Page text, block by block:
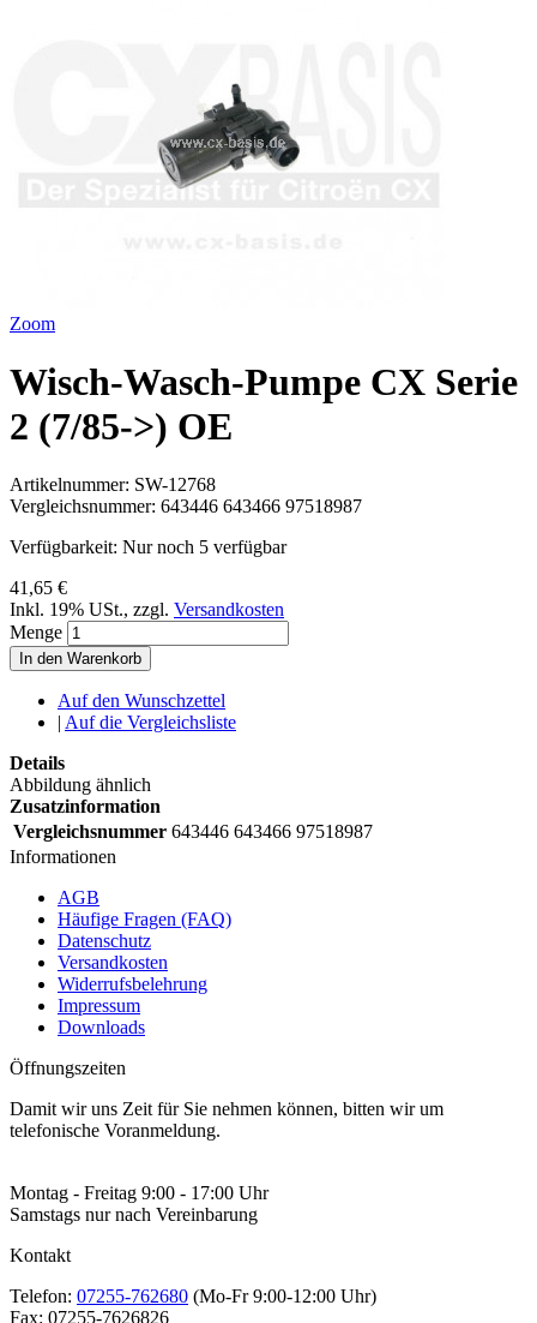
Zoom
Wisch-Wasch-Pumpe CX Serie
2 (7/85->) OE
Artikelnummer: SW-12768
Vergleichsnummer: 643446 643466 97518987
Verfügbarkeit: Nur noch 5 verfügbar
41,65 €
Inkl. 19% USt., zzgl. Versandkosten
Menge
In den Warenkorb
Auf den Wunschzettel
| Auf die Vergleichsliste
Details
Abbildung ähnlich
Zusatzinformation
Vergleichsnummer 643446 643466 97518987
Informationen
AGB
Häufige Fragen (FAQ)
Datenschutz
Versandkosten
Widerrufsbelehrung
Impressum
Downloads
Öffnungszeiten
Damit wir uns Zeit für Sie nehmen können, bitten wir um
telefonische Voranmeldung.
Montag - Freitag 9:00 - 17:00 Uhr
Samstags nur nach Vereinbarung
Kontakt
Telefon: 07255-762680 (Mo-Fr 9:00-12:00 Uhr)
Fax: 07255-7626826